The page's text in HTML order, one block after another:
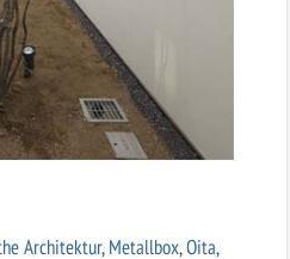
Architektur,Metallbox,Oita,